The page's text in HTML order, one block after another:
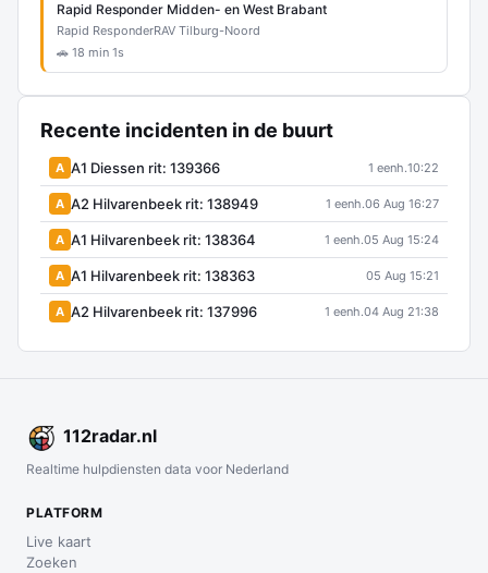
Rapid Responder Midden- en West Brabant
Rapid ResponderRAV Tilburg-Noord
🚗 18 min 1s
Recente incidenten in de buurt
A A1 Diessen rit: 139366 1 eenh.10:22
A A2 Hilvarenbeek rit: 138949 1 eenh.06 Aug 16:27
A A1 Hilvarenbeek rit: 138364 1 eenh.05 Aug 15:24
A A1 Hilvarenbeek rit: 138363 05 Aug 15:21
A A2 Hilvarenbeek rit: 137996 1 eenh.04 Aug 21:38
112radar.nl
Realtime hulpdiensten data voor Nederland
PLATFORM
Live kaart
Zoeken